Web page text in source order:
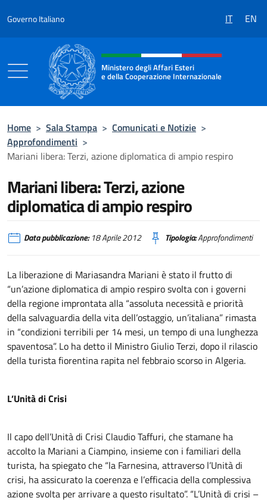
Governo Italiano IT EN
Intestazione sito, social e menù
Ministero degli Affari Esteri
e della Cooperazione Internazionale
Home > Sala Stampa > Comunicati e Notizie >
Approfondimenti >
Mariani libera: Terzi, azione diplomatica di ampio respiro
Mariani libera: Terzi, azione
diplomatica di ampio respiro
Data pubblicazione:18 Aprile 2012 Tipologia:Approfondimenti
La liberazione di Mariasandra Mariani è stato il frutto di
“un’azione diplomatica di ampio respiro svolta con i governi
della regione improntata alla “assoluta necessità e priorità
della salvaguardia della vita dell’ostaggio, un’italiana” rimasta
in “condizioni terribili per 14 mesi, un tempo di una lunghezza
spaventosa”. Lo ha detto il Ministro Giulio Terzi, dopo il rilascio
della turista fiorentina rapita nel febbraio scorso in Algeria.
L’Unità di Crisi
Il capo dell’Unità di Crisi Claudio Taffuri, che stamane ha
accolto la Mariani a Ciampino, insieme con i familiari della
turista, ha spiegato che “la Farnesina, attraverso l’Unità di
crisi, ha assicurato la coerenza e l’efficacia della complessiva
azione svolta per arrivare a questo risultato”. “L’Unità di crisi –